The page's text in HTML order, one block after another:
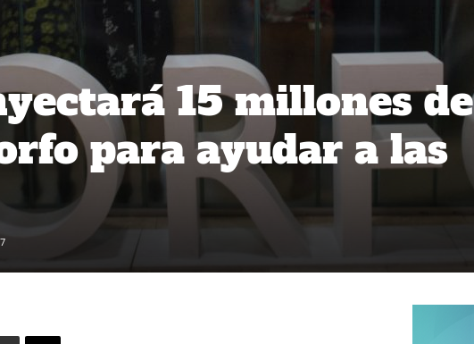
15 millones de
para ayudar a las